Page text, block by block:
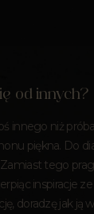
od innych?
innego niż
piękna. Do
tego
inspiracje
doradzę jak ją